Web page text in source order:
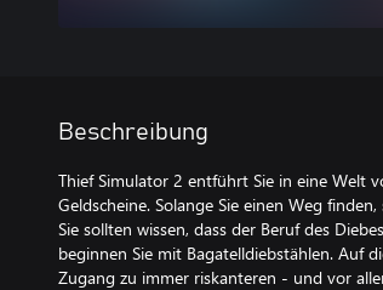
Beschreibung
Thief Simulator 2 entführt Sie in eine Welt
Geldscheine. Solange Sie einen Weg
Sie sollten wissen, dass der Beruf des
beginnen Sie mit Bagatelldiebstählen. Auf
Zugang zu immer riskanteren - und vor